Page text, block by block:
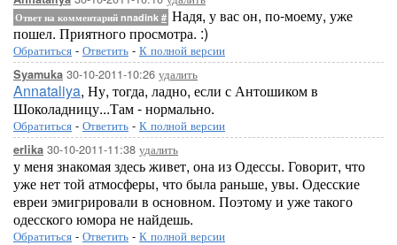
Ответ на комментарий nnadink # Надя, у вас он, по-моему, уже
пошел. Приятного просмотра. :)
Обратиться - Ответить - К полной версии
Syamuka 30-10-2011-10:26 удалить
Annataliya, Ну, тогда, ладно, если с Антошиком в
Шоколадницу...Там - нормально.
Обратиться - Ответить - К полной версии
erlika 30-10-2011-11:38 удалить
у меня знакомая здесь живет, она из Одессы. Говорит, что
уже нет той атмосферы, что была раньше, увы. Одесские
евреи эмигрировали в основном. Поэтому и уже такого
одесского юмора не найдешь.
Обратиться - Ответить - К полной версии